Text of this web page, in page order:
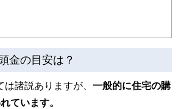
修者による執筆体制を築くことで、内容のわかり
ちろんのこと、読み応えのあるコンテンツと確か
快適でより良い生活のアイデアを提供するお金の
金の目安は？
諸説ありますが、 一般的に住宅の購
ています。